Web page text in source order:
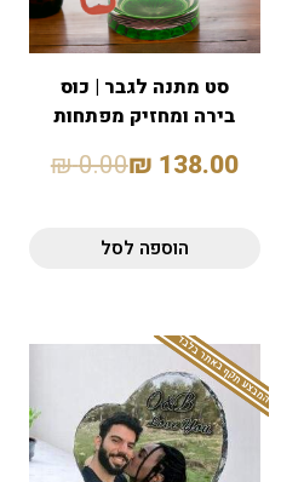
סט מתנה לגבר | כוס
בירה ומחזיק מפתחות
138.00
₪
0.00
₪
הוספה לסל
המבצע תקף באתר בלבד